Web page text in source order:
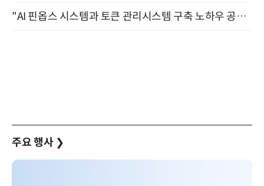
"AI 핀옵스 시스템과 토큰 관리시스템 구축 노하우 공개" 잠실 한국광고문화회관 2층 대회의실 (8/21)
주요 행사 ❯